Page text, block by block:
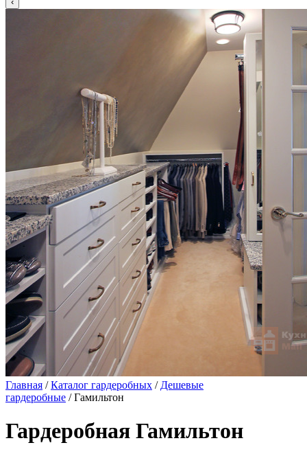
Главная /Каталог гардеробных / Дешевые
гардеробные / Гамильтон
Гардеробная Гамильтон